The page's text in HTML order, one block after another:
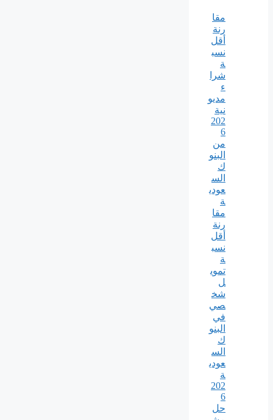
مقا
رنة
أقل
نسب
ة
شرا
ء
مديو
نية
202
6
من
البنو
ك
الس
عودي
ة
مقا
رنة
أقل
نسب
ة
تموي
ل
شخ
صي
في
البنو
ك
الس
عودي
ة
202
6
حل